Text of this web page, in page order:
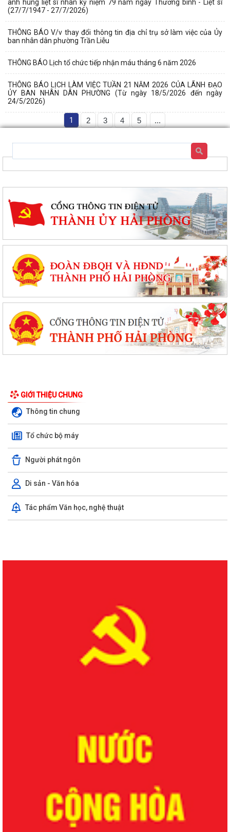
anh hùng liệt sĩ nhân kỷ niệm 79 năm ngày Thương binh - Liệt sĩ
(27/7/1947 - 27/7/2026)
THÔNG BÁO V/v thay đổi thông tin địa chỉ trụ sở làm việc của Ủy
ban nhân dân phường Trần Liễu
THÔNG BÁO Lịch tổ chức tiếp nhận máu tháng 6 năm 2026
THÔNG BÁO LỊCH LÀM VIỆC TUẦN 21 NĂM 2026 CỦA LÃNH ĐẠO
ỦY BAN NHÂN DÂN PHƯỜNG (Từ ngày 18/5/2026 đến ngày
24/5/2026)
1 2 3 4 5 ...